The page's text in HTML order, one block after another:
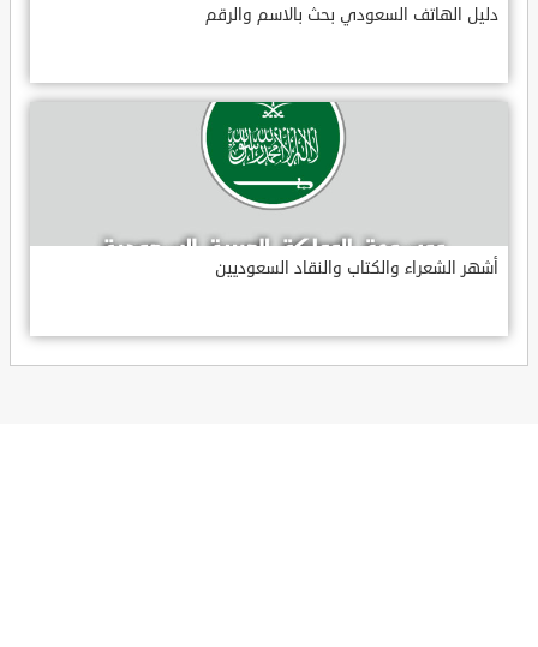
دليل الهاتف السعودي بحث بالاسم والرقم
أشهر الشعراء والكتاب والنقاد السعوديين